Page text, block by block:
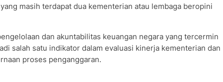
masih terdapat dua kementerian atau lembaga beropini
dan akuntabilitas keuangan negara yang tercermin
salah satu indikator dalam evaluasi kinerja kementerian dan
proses penganggaran.